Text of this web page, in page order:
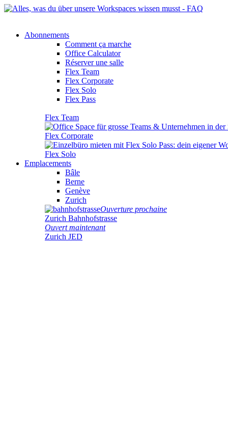
Abonnements
Comment ça marche
Office Calculator
Réserver une salle
Flex Team
Flex Corporate
Flex Solo
Flex Pass
Flex Team
Flex Corporate
Flex Solo
Emplacements
Bâle
Berne
Genève
Zurich
Ouverture prochaine
Zurich Bahnhofstrasse
Ouvert maintenant
Zurich JED